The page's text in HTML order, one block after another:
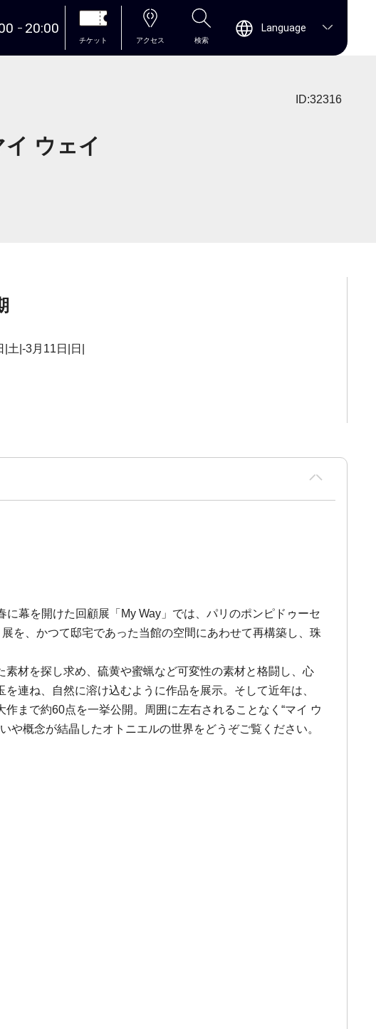
20:00
チケット アクセス 検索
Language
ID:32316
ウェイ
土|-3月11日|日|
幕を開けた回顧展「My Way」では、パリのポンピドゥーセ
を、かつて邸宅であった当館の空間にあわせて再構築し、珠
材を探し求め、硫黄や蜜蝋など可変性の素材と格闘し、心
連ね、自然に溶け込むように作品を展示。そして近年は、
まで約60点を一挙公開。周囲に左右されることなく“マイ ウ
や概念が結晶したオトニエルの世界をどうぞご覧ください。